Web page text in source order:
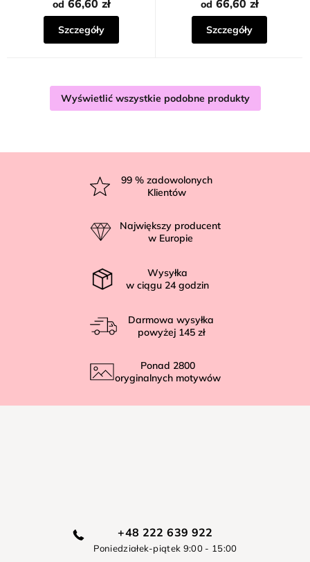
od 66,60 zł
Szczegóły
od 66,60 zł
Szczegóły
Wyświetlić wszystkie podobne produkty
99 % zadowolonych
Klientów
Największy producent
w Europie
Wysyłka
w ciągu 24 godzin
Darmowa wysyłka
powyżej 145 zł
Ponad 2800
oryginalnych motywów
+48 222 639 922
Poniedziałek-piątek 9:00 - 15:00